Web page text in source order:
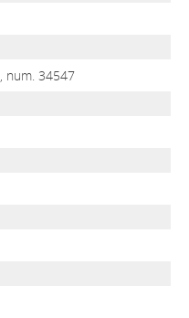
, num. 34547